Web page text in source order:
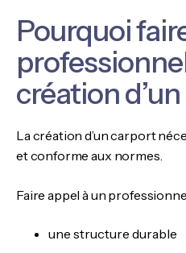
Pourquoi
création
La création d’un carport
et conforme aux normes.
Faire appel à un
une structure durable